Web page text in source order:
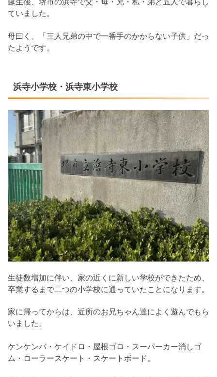
誕生後、堺市の浜寺で父・母・兄・私・弟と五人で暮らし
ていました。
母曰く、「三人兄弟の中で一番手のかからない子供」だっ
たようです。
浜寺小学校・浜寺東小学校
生徒数増加に伴い、家の近くに新しい学校ができたため、
卒業するまで二つの小学校に通っていたことになります。
家に帰ってからは、近所のお兄ちゃん達によく遊んでもら
いました。
ケンケンパ・ケイドロ・屋根ゴロ・スーパーカー消しゴ
ム・ローラースケート・スケートボード。